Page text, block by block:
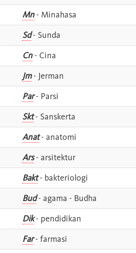
Mn- Minahasa
Sd- Sunda
Cn- Cina
Jm- Jerman
Par- Parsi
Skt- Sanskerta
Anat- anatomi
Ars- arsitektur
Bakt- bakteriologi
Bud- agama - Budha
Dik- pendidikan
Far- farmasi